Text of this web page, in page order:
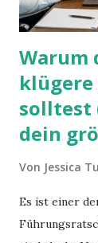
Warum
solltest
dein
Von Jessica
Es ist einer